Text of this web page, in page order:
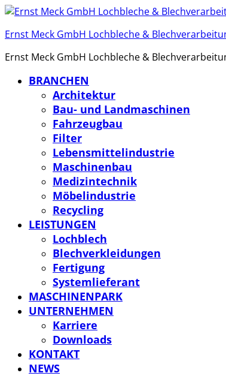
Ernst Meck GmbH Lochbleche &
Ernst Meck GmbH Lochbleche &
BRANCHEN
Architektur
Bau- und Landmaschinen
Fahrzeugbau
Filter
Lebensmittelindustrie
Maschinenbau
Medizintechnik
Möbelindustrie
Recycling
LEISTUNGEN
Lochblech
Blechverkleidungen
Fertigung
Systemlieferant
MASCHINENPARK
UNTERNEHMEN
Karriere
Downloads
KONTAKT
NEWS